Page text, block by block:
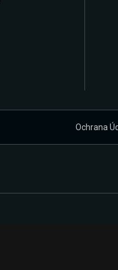
Ochrana